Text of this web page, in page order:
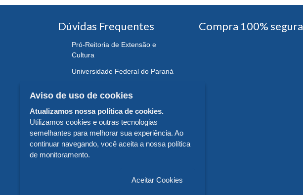
Dúvidas Frequentes
Pró-Reitoria de Extensão e
Cultura
Universidade Federal do Paraná
Compra 100% segura
Aviso de uso de cookies
Atualizamos nossa política de cookies.
Utilizamos cookies e outras tecnologias
semelhantes para melhorar sua experiência. Ao
continuar navegando, você aceita a nossa política
de monitoramento.
Aceitar Cookies